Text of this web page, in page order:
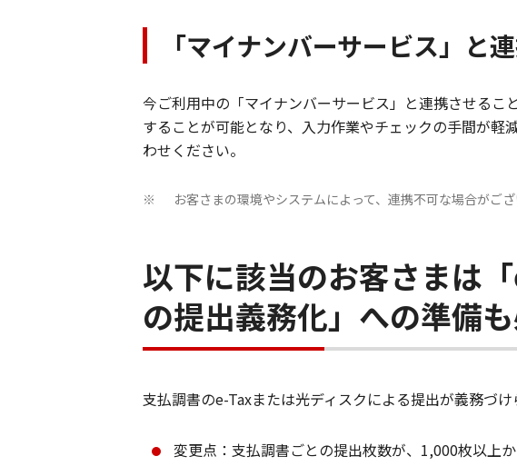
「マイナンバーサービス」と
今ご利用中の「マイナンバーサービス」と連携させる
することが可能となり、入力作業やチェックの手間が
わせください。
※ お客さまの環境やシステムによって、連携不可な場合がござ
以下に該当のお客さまは
の提出義務化」への準備
支払調書のe-Taxまたは光ディスクによる提出が義務づけ
変更点：支払調書ごとの提出枚数が、1,000枚以上